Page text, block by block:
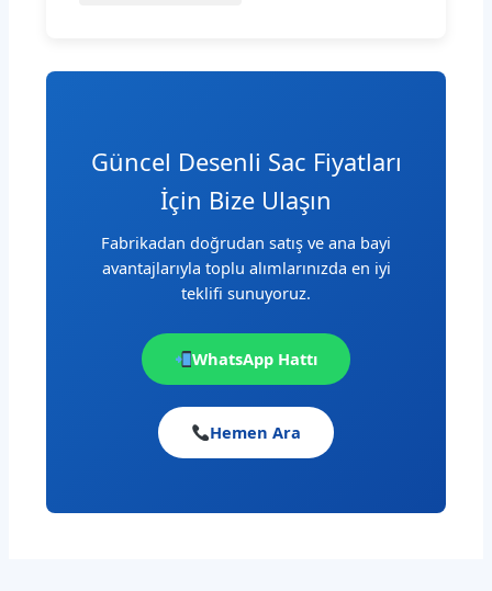
Güncel Desenli Sac Fiyatları
İçin Bize Ulaşın
Fabrikadan doğrudan satış ve ana bayi
avantajlarıyla toplu alımlarınızda en iyi
teklifi sunuyoruz.
WhatsApp Hattı
Hemen Ara